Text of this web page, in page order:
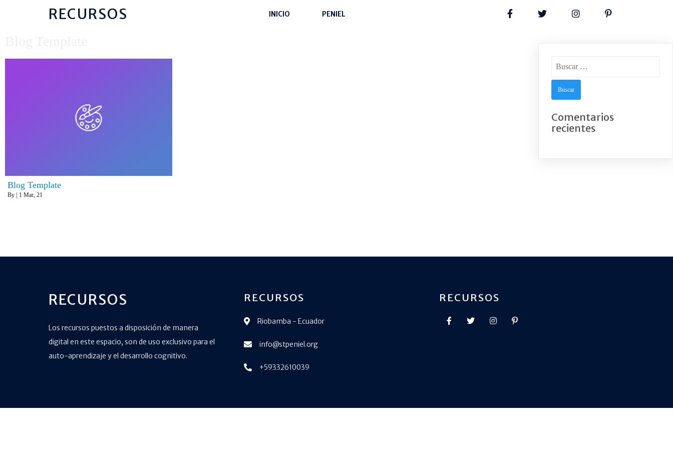
RECURSOS INICIO PENIEL
Blog Template
By | 1 Mar, 21
Comentarios
recientes
RECURSOS
Los recursos puestos a disposición de manera
digital en este espacio, son de uso exclusivo para el
auto-aprendizaje y el desarrollo cognitivo.
RECURSOS
Riobamba - Ecuador
info@stpeniel.org
+59332610039
RECURSOS